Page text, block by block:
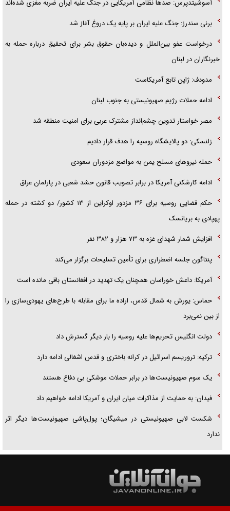
آسوشیتدپرس: صد‌ها نظامی آمریکایی در جنگ علیه ایران ضربه مغزی شده‌اند
برنی سندرز: جنگ علیه ایران بر پایه یک دروغ آغاز شد
درخواست عفو بین‌الملل و دیده‌بان حقوق بشر برای تحقیق درباره حمله به
خبرنگاران در لبنان
مدودف: ژاپن تابع آمریکاست
ادامه حملات رژیم صهیونیستی به جنوب لبنان
مصر خواستار تدوین چشم‌انداز مشترک عربی برای امنیت منطقه شد
زلنسکی: دو پالایشگاه روسیه را هدف قرار دادیم
حمله نیرو‌های مسلح یمن به مواضع مزدوران سعودی
ادامه کارشکنی آمریکا در برابر تصویب قانون حشد شعبی در پارلمان عراق
حکم قضایی روسیه برای ۳۶ مزدور اوکراین از ۱۳ کشور/ دو کشته در حمله
پهپادی به بریانسک
افزایش شمار شهدای غزه به ۷۳ هزار و ۳۸۲ نفر
پنتاگون جلسه اضطراری برای تأمین تسلیحات برگزار می‌کند
آمریکا: داعش خوراسان همچنان یک تهدید در افغانستان باقی مانده است
حماس: یورش به شمال قدس، اراده ما برای مقابله با طرح‌های یهودی‌سازی را
از بین نمی‌برد
دولت انگلیس تحریم‌ها علیه روسیه را بار دیگر گسترش داد
ترکیه: تروریسم اسرائیل در کرانه باختری و قدس اشغالی ادامه دارد
یک سوم صهیونیست‌ها در برابر حملات موشکی بی دفاع هستند
فیدان: به حمایت از مذاکرات میان ایران و آمریکا ادامه خواهیم داد
شکست لابی صهیونیستی در میشیگان؛ پول‌پاشی صهیونیست‌ها دیگر اثر
ندارد